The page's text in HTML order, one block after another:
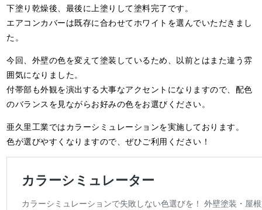
下塗り乾燥後、最後に上塗りして塗料完了です。
エアコンカバーは既存に合わせてホワイトを選んでいただきまし
た。
今回、外壁の色を変えて塗装しているため、以前とはまた違う雰
囲気になりました。
付帯部も外観を演出する大事なアクセントになりますので、配色
のバランスを見ながらお好みの色をお選びください。
亜久里工業ではカラーシミュレーションを実施しております。
色が選びやすくなりますので、ぜひご利用ください！